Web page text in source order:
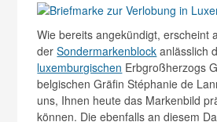
Wie bereits angekündigt, erscheint
derSondermarkenblock anlässlich
luxemburgischen Erbgroßherzogs
belgischen Gräfin Stéphanie de
uns, Ihnen heute das Markenbild
können. Die ebenfalls an diesem